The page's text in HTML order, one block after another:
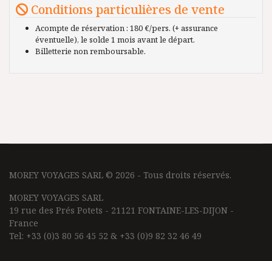
Conditions particulières de vente
Acompte de réservation : 180 €/pers. (+ assurance
éventuelle), le solde 1 mois avant le départ.
Billetterie non remboursable.
MOREY VOYAGES SARL © 2026 - Tous droits réservés.
MOREY VOYAGES SARL
19 rue des Prés Potets - 21121 FONTAINE-LES-DIJON -
France
Tel: +33 (0)3 80 56 45 52 & +33 (0)9 82 32 46 49